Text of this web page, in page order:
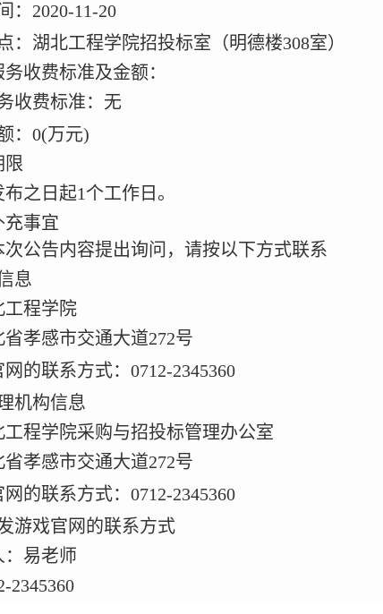
： 2020-11-20
：湖北工程学院招投标室（明德楼308室）
收费标准及金额：
收费标准：无
： 0(万元)
限
布之日起1个工作日。
充事宜
次公告内容提出询问，请按以下方式联系
息
工程学院
省孝感市交通大道272号
的联系方式： 0712-2345360
机构信息
工程学院采购与招投标管理办公室
省孝感市交通大道272号
的联系方式： 0712-2345360
游戏官网的联系方式
：易老师
2345360